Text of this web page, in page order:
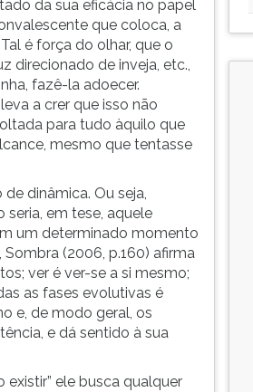
da sua eficácia no papel
que coloca, a
é força do olhar, que o
direcionado de inveja, etc.,
fazê-la adoecer.
a crer que isso não
para tudo àquilo que
mesmo que tentasse
dinâmica. Ou seja,
em tese, aquele
um determinado momento
(2006, p.160) afirma
ver é ver-se a si mesmo;
as fases evolutivas é
e, de modo geral, os
e dá sentido à sua
existir” ele busca qualquer